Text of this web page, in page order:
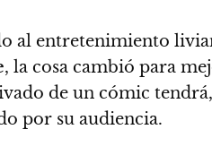
al entretenimiento
, la cosa cambió para
de un cómic
por su audiencia.